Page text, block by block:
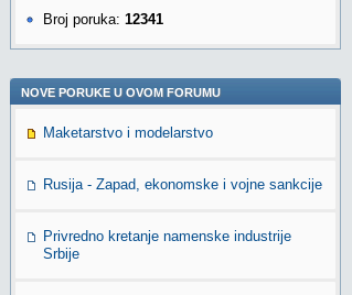
Broj poruka: 12341
NOVE PORUKE U OVOM FORUMU
Maketarstvo i modelarstvo
Rusija - Zapad, ekonomske i vojne sankcije
Privredno kretanje namenske industrije
Srbije